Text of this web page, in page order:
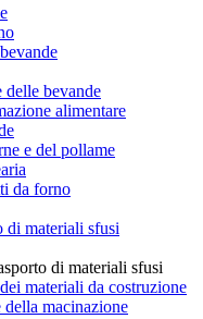
delle bevande
alimentare
e del pollame
da forno
di materiali sfusi
di materiali sfusi
materiali da costruzione
macinazione